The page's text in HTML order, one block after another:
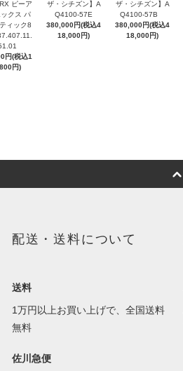
ピーア
クス パ
ィック8
円(税込1
円)
ザ・シチズン】A
Q4100-57E
380,000円(税込4
18,000円)
ザ・シチズン】A
Q4100-57B
380,000円(税込4
18,000円)
配送・送料について
送料
1万円以上お買い上げで、全国送料
無料
佐川急便